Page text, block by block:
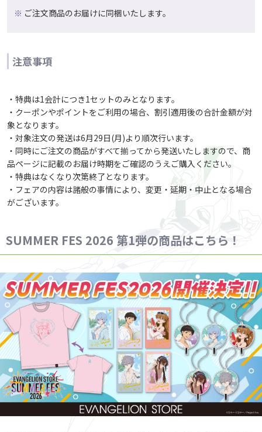
ご注文商品のお届けに同梱いたします。
注意事項
・特典は1会計につき1セットのみとなります。
・クーポンやポイントをご利用の場合、割引適用後の合計金額が対
象となります。
・対象注文の発送は6月29日(月)より順次行います。
・同時にご注文の商品がすべて揃ってから発送いたしますので、商
品ページに記載のお届け時期をご確認のうえご購入ください。
・特典はなくなり次第終了となります。
・フェアの内容は諸般の事情により、変更・延期・中止となる場合
がございます。
SUMMER FES 2026 第1弾の商品はこちら！